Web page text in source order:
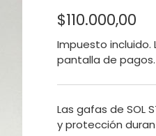
$110.000,00
Impuesto incluido.
pantalla de pagos.
Las gafas de SOL
y protección